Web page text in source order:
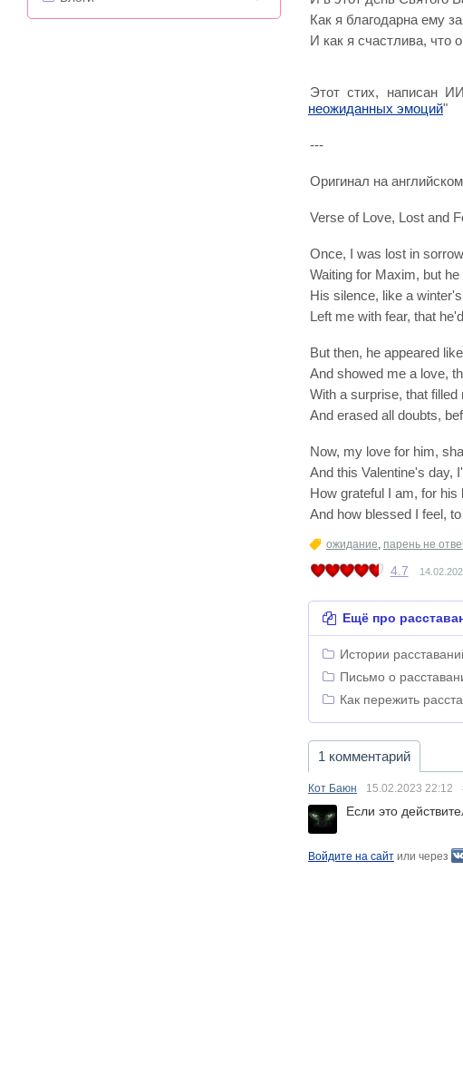
Как я благодарна ему
И как я счастлива, что
Этот стих, написан
неожиданных эмоций"
---
Оригинал на
Verse of Love, Lost and
Once, I was lost in
Waiting for Maxim, but
His silence, like a
Left me with fear, that
But then, he appeared
And showed me a love,
With a surprise, that filled
And erased all doubts,
Now, my love for him,
And this Valentine's day,
How grateful I am, for his
And how blessed I feel,
ожидание, парень не
4.7
Ещё про
Истории
Письмо о
Как пережить
1 комментарий
Кот Баюн 15.02.2023 22:12
Если это
Войдите на сайт или через